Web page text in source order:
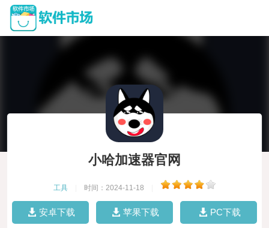
小哈加速器官网
工具 时间：2024-11-18
安卓下载 苹果下载 PC下载